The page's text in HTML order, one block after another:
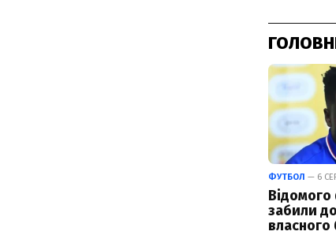
ФУТБОЛ — 6
Відомого
забили
власного